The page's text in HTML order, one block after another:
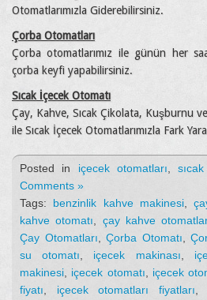
Otomatlarımızla Giderebilirsiniz.
Çorba Otomatları
Çorba otomatlarımız ile günün her
çorba keyfi yapabilirsiniz.
Sıcak İçecek Otomatı
Çay, Kahve, Sıcak Çikolata, Kuşburnu
ile Sıcak İçecek Otomatlarımızla Fark
Posted in içecek otomatları
Comments »
Tags: benzinlik kahve makinesi,
kahve otomatı
çay kahve
Çay Otomatları
Çorba Otomatı
su otomatı
içecek makinası
makinesi
içecek otomatı içecek
fiyatı
içecek otomatları fiyatları